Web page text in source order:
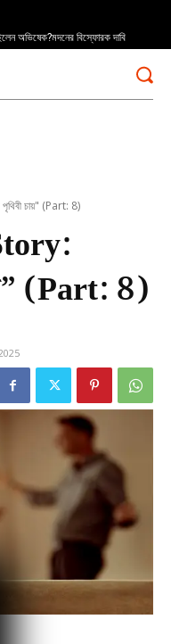
অভিষেক?মদনের বিস্ফোরক দাবি
চায়" (Part: 8)
(Part: 8)